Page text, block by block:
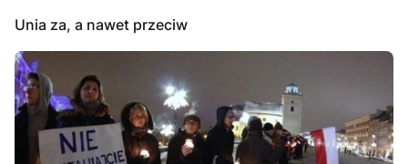
Unia za, a nawet przeciw